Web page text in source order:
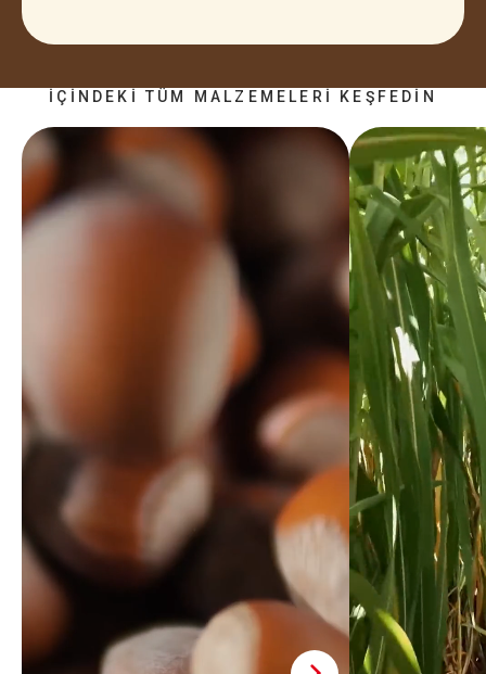
İÇINDEKI TÜM MALZEMELERI KEŞFEDIN